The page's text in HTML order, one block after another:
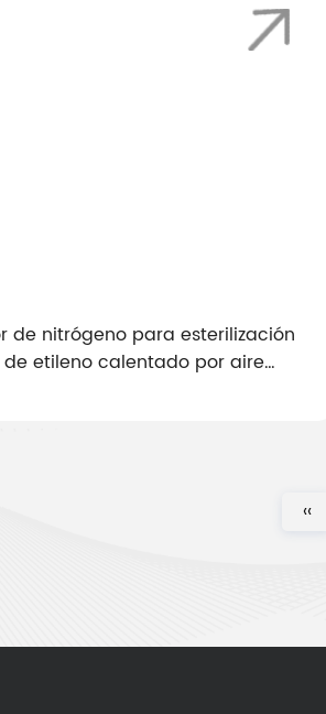
de nitrógeno para esterilización
etileno calentado por aire
‹‹